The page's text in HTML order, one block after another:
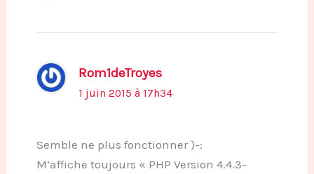
Rom1deTroyes
1 juin 2015 à 17h34
Semble ne plus fonctionner )-:
M’affiche toujours « PHP Version 4.4.3-